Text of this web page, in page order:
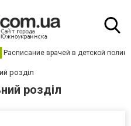
Расписание врачей в детской
розділ
розділ